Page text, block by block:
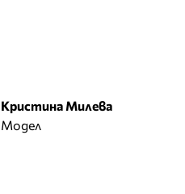
Кристина Милева
Модел